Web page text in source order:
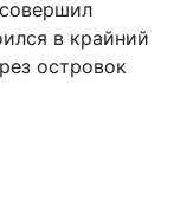
в крайний
островок